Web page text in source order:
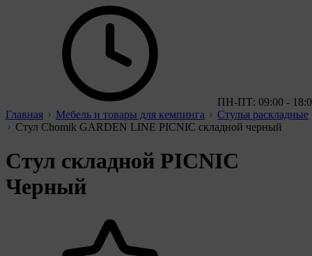
ПН-ПТ: 09:00 -
Главная
Мебель и товары для кемпинга
Стулья раскладные
Стул Chomik GARDEN LINE PICNIC складной черный
Стул складной PICNIC
Черный